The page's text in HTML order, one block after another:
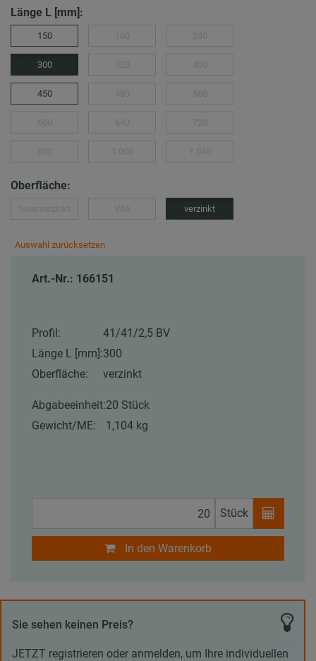
Länge L [mm]:
150
300
450
Oberfläche:
verzinkt
Auswahl zurücksetzen
Art.-Nr.: 166151
Profil:
41/41/2,5 BV
Länge L [mm]:300
Oberfläche:
verzinkt
Abgabeeinheit:20 Stück
Gewicht/ME:
1,104 kg
Stück
In den Warenkorb
Sie sehen keinen Preis?
JETZT registrieren oder anmelden, um Ihre individuellen